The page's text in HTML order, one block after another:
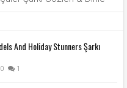
And Holiday Stunners Şarkı
1